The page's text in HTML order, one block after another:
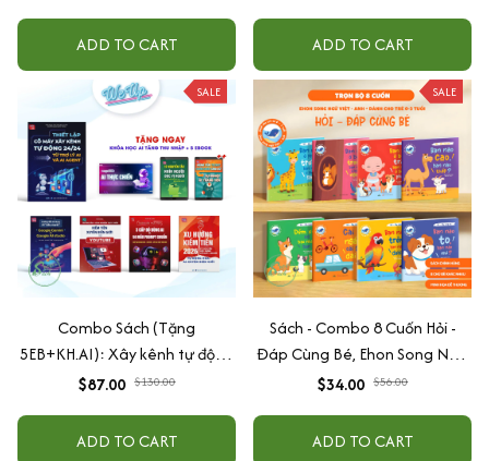
ADD TO CART ADD TO CART
SALE
Combo Sách (Tặng
5EB+KH.AI): Xây kênh tự động
AI Agent + AI siêu mạnh + 3
+ Xu hướng
$87.00 $130.00
ADD TO CART
SALE
Sách - Combo 8 Cuốn Hỏi -
Đáp Cùng Bé, Ehon Song Ngữ
Việt - Anh - Dành Cho Bé Từ 0
$34.00 $56.00
ADD TO CART